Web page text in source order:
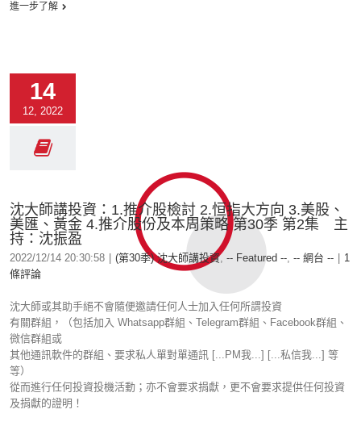
進一步了解
14
12, 2022
沈大師講投資：1.推介股檢討 2.恒指大方向 3.美股、
美匯、黃金 4.推介股份及本周策略 第30季 第2集 主
持：沈振盈
2022/12/14 20:30:58 (第30季) 沈大師講投資, -- Featured --, -- 網台 --
1
條評論
沈大師或其助手絕不會隨便邀請任何人士加入任何所謂投資
有關群組，（包括加入 Whatsapp群組、Telegram群組、Facebook群組、
微信群組或
其他通訊軟件的群組、要求私人單對單通訊 [...PM我...] [...私信我...] 等
等）
從而進行任何投資投機活動；亦不會要求捐獻，更不會要求提供任何投資
及捐獻的證明！